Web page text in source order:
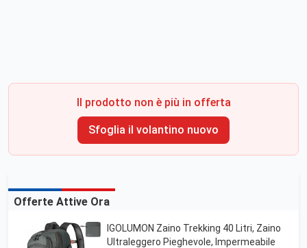
Il prodotto non è più in offerta
Sfoglia il volantino nuovo
Offerte Attive Ora
IGOLUMON Zaino Trekking 40 Litri, Zaino
Ultraleggero Pieghevole, Impermeabile